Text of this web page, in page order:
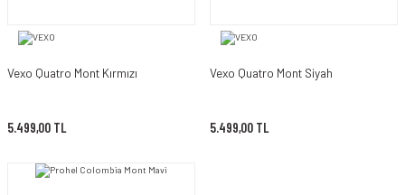
Vexo Quatro Mont Kırmızı
5.499,00 TL
Vexo Quatro Mont Siyah
5.499,00 TL